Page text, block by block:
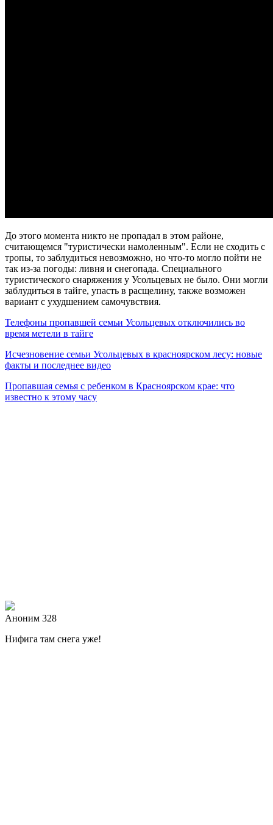
До этого момента никто не пропадал в этом районе,
считающемся "туристически намоленным". Если не сходить с
тропы, то заблудиться невозможно, но что-то могло пойти не
так из-за погоды: ливня и снегопада. Специального
туристического снаряжения у Усольцевых не было. Они могли
заблудиться в тайге, упасть в расщелину, также возможен
вариант с ухудшением самочувствия.
Телефоны пропавшей семьи Усольцевых отключились во
время метели в тайге
Исчезновение семьи Усольцевых в красноярском лесу: новые
факты и последнее видео
Пропавшая семья с ребенком в Красноярском крае: что
известно к этому часу
Аноним 328
Нифига там снега уже!